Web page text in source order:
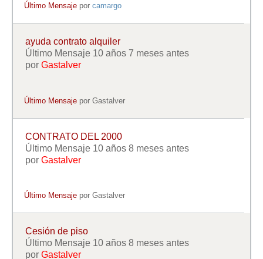
Último Mensaje porcamargo
ayuda contrato alquiler
Último Mensaje 10 años 7 meses antes
por Gastalver
Último Mensaje porGastalver
CONTRATO DEL 2000
Último Mensaje 10 años 8 meses antes
por Gastalver
Último Mensaje porGastalver
Cesión de piso
Último Mensaje 10 años 8 meses antes
por Gastalver